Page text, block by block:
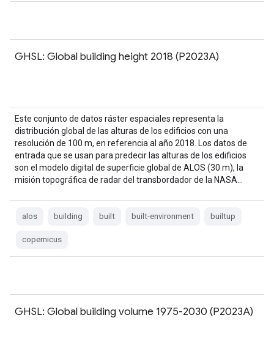
GHSL: Global building height 2018 (P2023A)
Este conjunto de datos ráster espaciales representa la
distribución global de las alturas de los edificios con una
resolución de 100 m, en referencia al año 2018. Los datos de
entrada que se usan para predecir las alturas de los edificios
son el modelo digital de superficie global de ALOS (30 m), la
misión topográfica de radar del transbordador de la NASA…
alos building built built-environment builtup
copernicus
GHSL: Global building volume 1975-2030 (P2023A)